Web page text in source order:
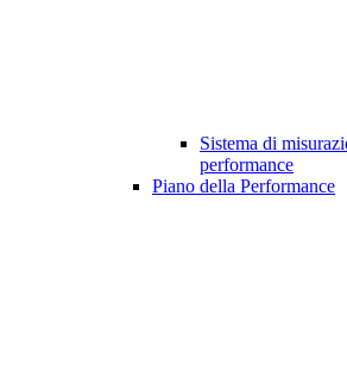
Sistema di
performance
Piano della Performance